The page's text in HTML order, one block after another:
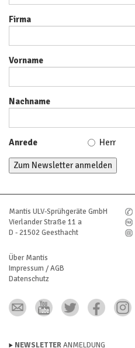
Firma
Vorname
Nachname
Anrede Herr
Mantis ULV-Sprühgeräte GmbH
Vierlander Straße 11 a
D - 21502 Geesthacht
Über Mantis
Impressum / AGB
Datenschutz
NEWSLETTERANMELDUNG